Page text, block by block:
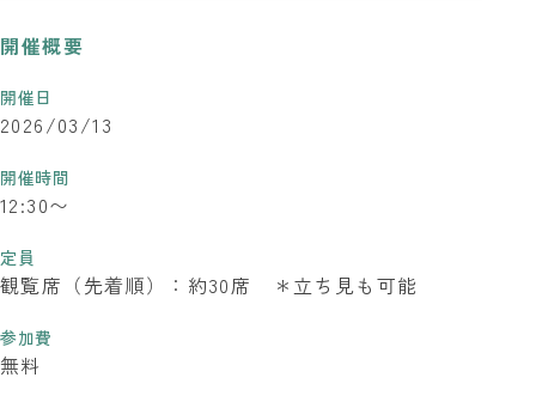
開催概要
開催日
2026/03/13
開催時間
12:30〜
定員
観覧席（先着順）：約30席 ＊立ち見も可能
参加費
無料